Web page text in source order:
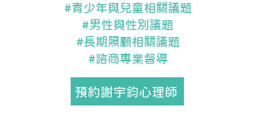
#青少年與兒童相關議題
#男性與性別議題
#長期照顧相關議題
#諮商專業督導
預約謝宇鈞心理師